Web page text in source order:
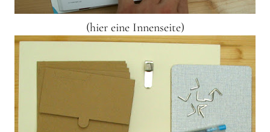
(hier eine Innenseite)